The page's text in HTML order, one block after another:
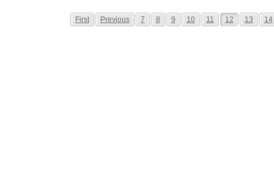
First Previous 7 8 9 10 11 12 13 14